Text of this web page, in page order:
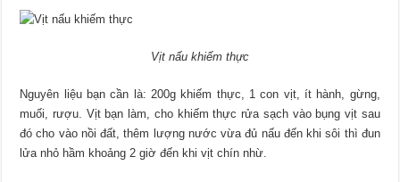
Vịt nấu khiếm thực
Nguyên liệu bạn cần là: 200g khiếm thực, 1 con vịt, ít hành, gừng,
muối, rượu. Vịt bạn làm, cho khiếm thực rửa sạch vào bụng vịt sau
đó cho vào nồi đất, thêm lượng nước vừa đủ nấu đến khi sôi thì đun
lửa nhỏ hầm khoảng 2 giờ đến khi vịt chín nhừ.